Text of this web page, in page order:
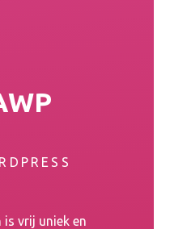
vrij uniek en